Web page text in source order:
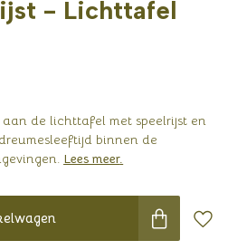
- Lichttafel
aan de lichttafel met speelrijst en
binnen de
Lees meer.